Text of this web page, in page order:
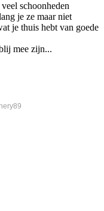
schoonheden
je ze maar niet
je thuis hebt van goede
mee zijn...